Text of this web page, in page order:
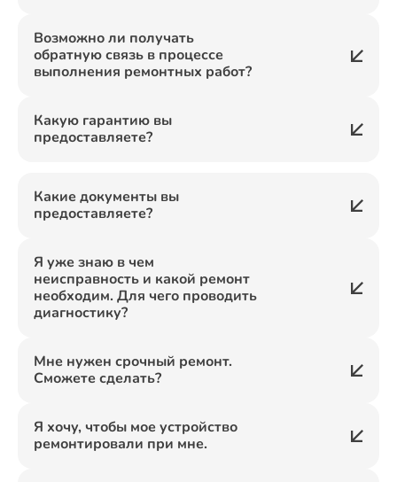
Возможно ли получать
обратную связь в процессе
выполнения ремонтных работ?
Какую гарантию вы
предоставляете?
Какие документы вы
предоставляете?
Я уже знаю в чем
неисправность и какой ремонт
необходим. Для чего проводить
диагностику?
Мне нужен срочный ремонт.
Сможете сделать?
Я хочу, чтобы мое устройство
ремонтировали при мне.